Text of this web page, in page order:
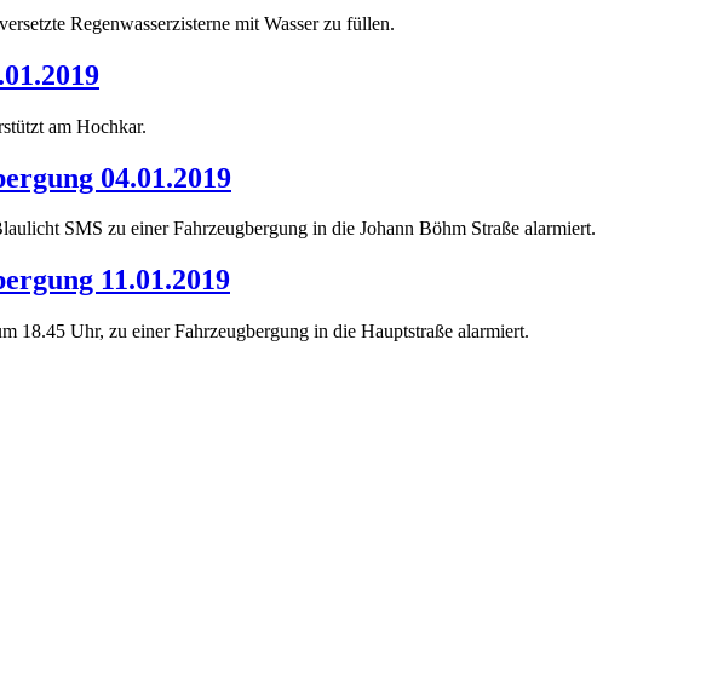
Regenwasserzisterne mit Wasser zu füllen.
am Hochkar.
04.01.2019
SMS zu einer Fahrzeugbergung in die Johann Böhm Straße alarmiert.
11.01.2019
Uhr, zu einer Fahrzeugbergung in die Hauptstraße alarmiert.